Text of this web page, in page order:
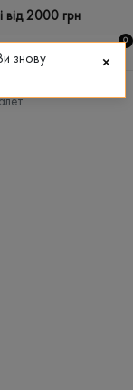
від 2000 грн
0
знову